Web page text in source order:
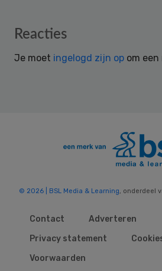
Reader
Reacties
Je moet ingelogd zijn op om
© 2026 | BSL Media & Learning , onderdeel
Contact
Adverteren
Privacy statement
Voorwaarden